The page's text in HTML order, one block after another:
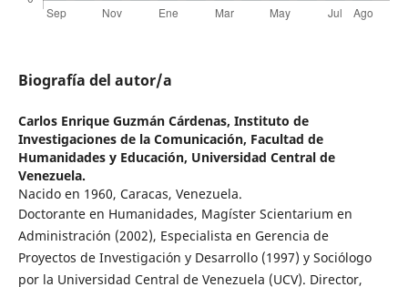
Biografía del autor/a
Carlos Enrique Guzmán Cárdenas, Instituto de
Investigaciones de la Comunicación, Facultad de
Humanidades y Educación, Universidad Central de
Venezuela.
Nacido en 1960, Caracas, Venezuela.
Doctorante en Humanidades, Magíster Scientarium en
Administración (2002), Especialista en Gerencia de
Proyectos de Investigación y Desarrollo (1997) y Sociólogo
por la Universidad Central de Venezuela (UCV). Director,